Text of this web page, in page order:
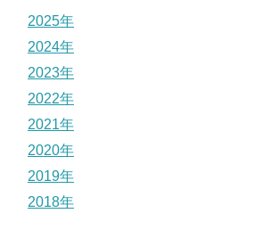
2025年
2024年
2023年
2022年
2021年
2020年
2019年
2018年